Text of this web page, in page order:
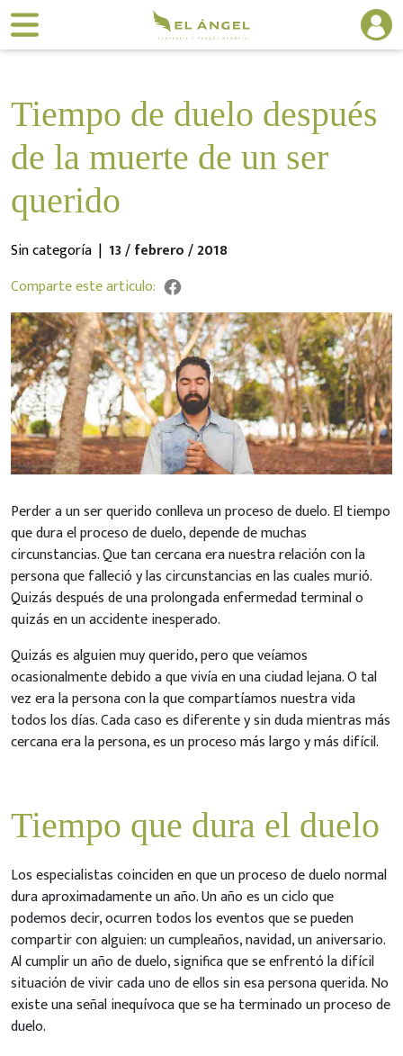
Tiempo de duelo después
de la muerte de un ser
querido
Sin categoría | 13 / febrero / 2018
Comparte este articulo:
Perder a un ser querido conlleva un proceso de duelo. El tiempo
que dura el proceso de duelo, depende de muchas
circunstancias. Que tan cercana era nuestra relación con la
persona que falleció y las circunstancias en las cuales murió.
Quizás después de una prolongada enfermedad terminal o
quizás en un accidente inesperado.
Quizás es alguien muy querido, pero que veíamos
ocasionalmente debido a que vivía en una ciudad lejana. O tal
vez era la persona con la que compartíamos nuestra vida
todos los días. Cada caso es diferente y sin duda mientras más
cercana era la persona, es un proceso más largo y más difícil.
Tiempo que dura el duelo
Los especialistas coinciden en que un proceso de duelo normal
dura aproximadamente un año. Un año es un ciclo que
podemos decir, ocurren todos los eventos que se pueden
compartir con alguien: un cumpleaños, navidad, un aniversario.
Al cumplir un año de duelo, significa que se enfrentó la difícil
situación de vivir cada uno de ellos sin esa persona querida. No
existe una señal inequívoca que se ha terminado un proceso de
duelo.